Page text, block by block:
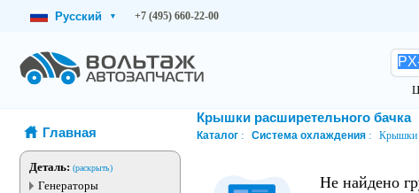
Русский ▾ +7 (495) 660-22-00
Главная
Деталь: (раскрыть)
Генераторы
Крышки расширетельного бачка
Каталог Система охлаждения Крышки
Не найдено